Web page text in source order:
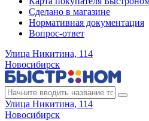
Сделано в магазине
Нормативная документация
Вопрос-ответ
Улица Никитина, 114
Новосибирск
Улица Никитина, 114
Новосибирск